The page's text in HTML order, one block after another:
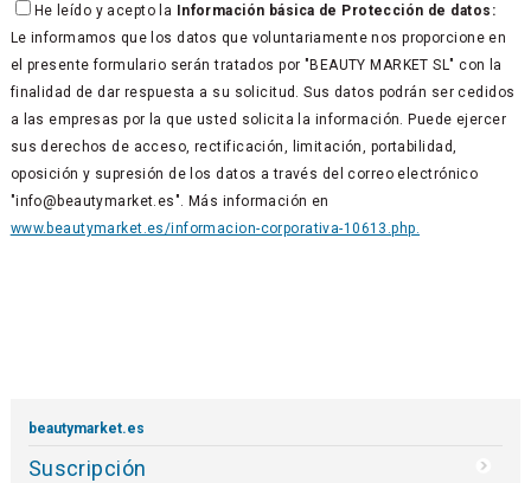
He leído y acepto la Información básica de Protección de datos:
Le informamos que los datos que voluntariamente nos proporcione en
el presente formulario serán tratados por "BEAUTY MARKET SL" con la
finalidad de dar respuesta a su solicitud. Sus datos podrán ser cedidos
a las empresas por la que usted solicita la información. Puede ejercer
sus derechos de acceso, rectificación, limitación, portabilidad,
oposición y supresión de los datos a través del correo electrónico
"info@beautymarket.es". Más información en
www.beautymarket.es/informacion-corporativa-10613.php.
beautymarket.es
Suscripción